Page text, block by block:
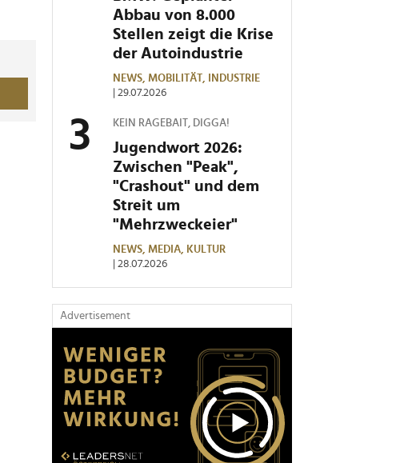
Abbau von 8.000
Stellen zeigt die Krise
der Autoindustrie
NEWS, MOBILITÄT,
INDUSTRIE
| 29.07.2026
KEIN RAGEBAIT, DIGGA!
Jugendwort 2026:
Zwischen "Peak",
"Crashout" und dem
Streit um
"Mehrzweckeier"
NEWS, MEDIA,
KULTUR
| 28.07.2026
Advertisement